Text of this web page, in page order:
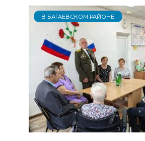
В БАГАЕВСКОМ РАЙОНЕ